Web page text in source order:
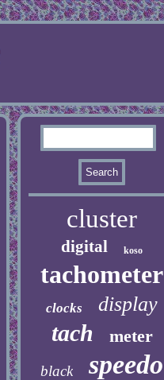
cluster
digital koso
tachometer
clocks display
tach meter
black speedo